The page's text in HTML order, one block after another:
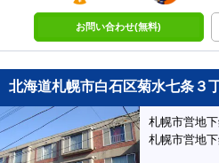
お問い合わせ(無料)
北海道札幌市白石区菊水七条３
札幌市営地
札幌市営地